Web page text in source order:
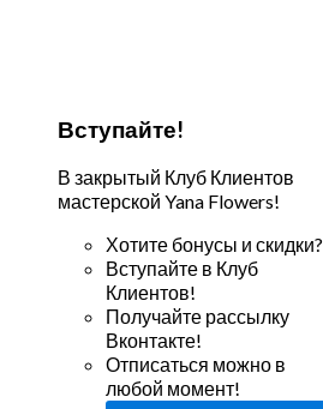
Вступайте!
В закрытый Клуб Клиентов
мастерской Yana Flowers!
Хотите бонусы и скидки?
Вступайте в Клуб
Клиентов!
Получайте рассылку
Вконтакте!
Отписаться можно в
любой момент!